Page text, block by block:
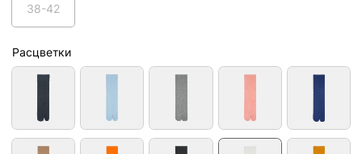
38-42
Расцветки